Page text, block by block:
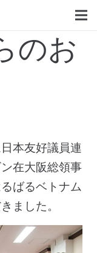
のお
本友好議員連
在大阪総領事
ばるベトナム
ました。